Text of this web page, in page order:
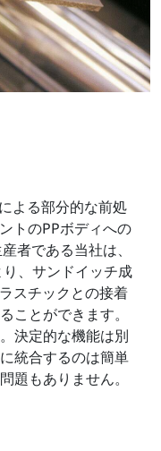
による部分的な前処
トのPPボディへの
者である当社は、
、サンドイッチ成
スチックとの接着
ことができます。
決定的な機能は別
統合するのは簡単
題もありません。